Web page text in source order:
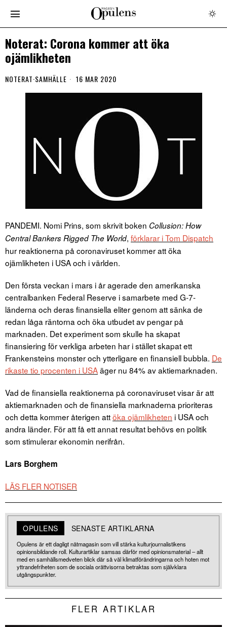
Noterat: Corona kommer att öka
ojämlikheten
NOTERAT·SAMHÄLLE 16 MAR 2020
PANDEMI. Nomi Prins, som skrivit boken Collusion: How
Central Bankers Rigged The World, förklarar i Tom Dispatch
hur reaktionerna på coronaviruset kommer att öka
ojämlikheten i USA och i världen.
Den första veckan i mars i år agerade den amerikanska
centralbanken Federal Reserve i samarbete med G-7-
länderna och deras finansiella eliter genom att sänka de
redan låga räntorna och öka utbudet av pengar på
marknaden. Det experiment som skulle ha skapat
finansiering för verkliga arbeten har i stället skapat ett
Frankensteins monster och ytterligare en finansiell bubbla. De
rikaste tio procenten i USAäger nu 84% av aktiemarknaden.
Vad de finansiella reaktionerna på coronaviruset visar är att
aktiemarknaden och de finansiella marknaderna prioriteras
och detta kommer återigen attöka ojämlikheten i USA och
andra länder. För att få ett annat resultat behövs en politik
som stimulerar ekonomin nerifrån.
Lars Borghem
LÄS FLER NOTISER
OPULENS SENASTE ARTIKLARNA
Opulens är ett dagligt nätmagasin som vill stärka kulturjournalistikens
opinionsbildande roll. Kulturartiklar samsas därför med opinionsmaterial – allt
med en samhällsmedveten blick där så väl klimatförändringarna och hoten mot
yttrandefriheten som de sociala orättvisorna betraktas som självklara
utgångspunkter.
FLER ARTIKLAR